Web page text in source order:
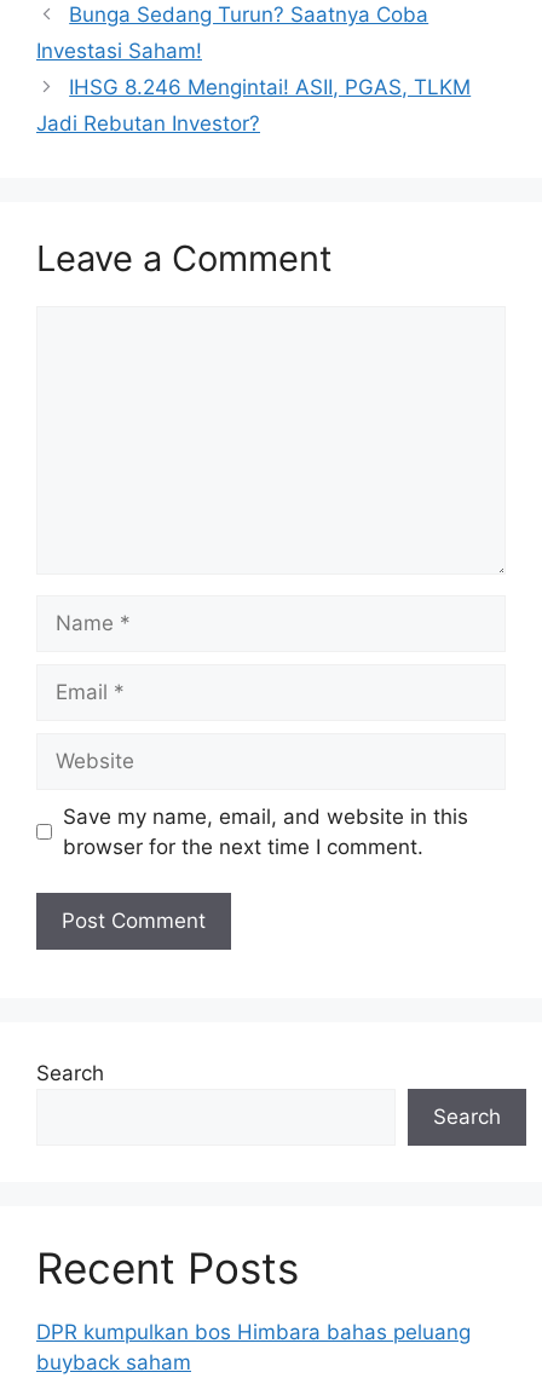
Bunga Sedang Turun? Saatnya Coba
Investasi Saham!
IHSG 8.246 Mengintai! ASII, PGAS, TLKM
Jadi Rebutan Investor?
Leave a Comment
Save my name, email, and website in this
browser for the next time I comment.
Search
Search
Recent Posts
DPR kumpulkan bos Himbara bahas peluang
buyback saham